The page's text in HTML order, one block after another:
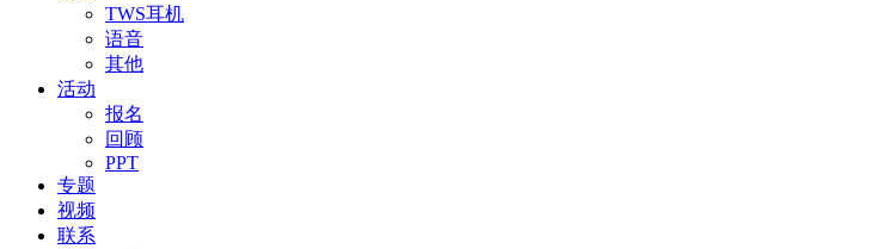
TWS耳机
语音
其他
活动
报名
回顾
PPT
专题
视频
联系